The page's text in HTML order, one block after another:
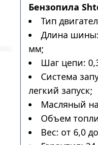
Бензопила
Тип
Длина
мм;
Шаг цепи:
Система
легкий запуск;
Масляный
Объем
Вес: от 6,0